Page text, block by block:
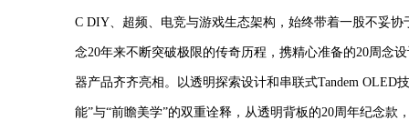
C DIY、超频、电竞与游戏生态架构，始终带着一股不妥
念20年来不断突破极限的传奇历程，携精心准备的20周念
器产品齐齐亮相。以透明探索设计和串联式Tandem
能”与“前瞻美学”的双重诠释，从透明背板的20周年纪念